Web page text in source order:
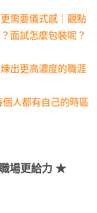
需要儀式感｜觀點
面試怎麼包裝呢？
出更高濃度的職涯
個人都有自己的時區
場更給力 ★